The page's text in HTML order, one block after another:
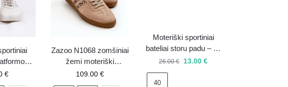
balti
€
Zazoo N1068 zomšiniai
žemi moteriški
sportiniai bateliai smėlio
109.00€
Moteriški sportiniai
bateliai storu padu – 40
– išpardavimas
26.00€ 13.00€
40